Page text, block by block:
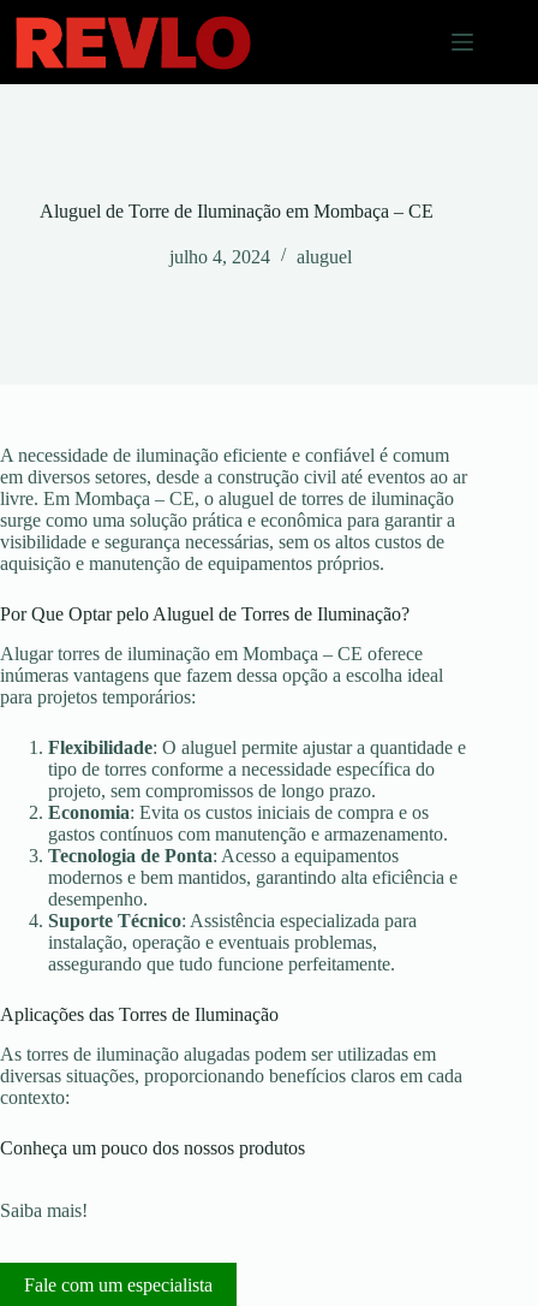
para
conteúdo
Aluguel de Torre de Iluminação em Mombaça – CE
julho 4, 2024 aluguel
A necessidade de iluminação eficiente e confiável é comum
em diversos setores, desde a construção civil até eventos ao ar
livre. Em Mombaça – CE, o aluguel de torres de iluminação
surge como uma solução prática e econômica para garantir a
visibilidade e segurança necessárias, sem os altos custos de
aquisição e manutenção de equipamentos próprios.
Por Que Optar pelo Aluguel de Torres de Iluminação?
Alugar torres de iluminação em Mombaça – CE oferece
inúmeras vantagens que fazem dessa opção a escolha ideal
para projetos temporários:
Flexibilidade: O aluguel permite ajustar a quantidade e
tipo de torres conforme a necessidade específica do
projeto, sem compromissos de longo prazo.
Economia: Evita os custos iniciais de compra e os
gastos contínuos com manutenção e armazenamento.
Tecnologia de Ponta: Acesso a equipamentos
modernos e bem mantidos, garantindo alta eficiência e
desempenho.
Suporte Técnico: Assistência especializada para
instalação, operação e eventuais problemas,
assegurando que tudo funcione perfeitamente.
Aplicações das Torres de Iluminação
As torres de iluminação alugadas podem ser utilizadas em
diversas situações, proporcionando benefícios claros em cada
contexto:
Conheça um pouco dos nossos produtos
Saiba mais!
Fale com um especialista